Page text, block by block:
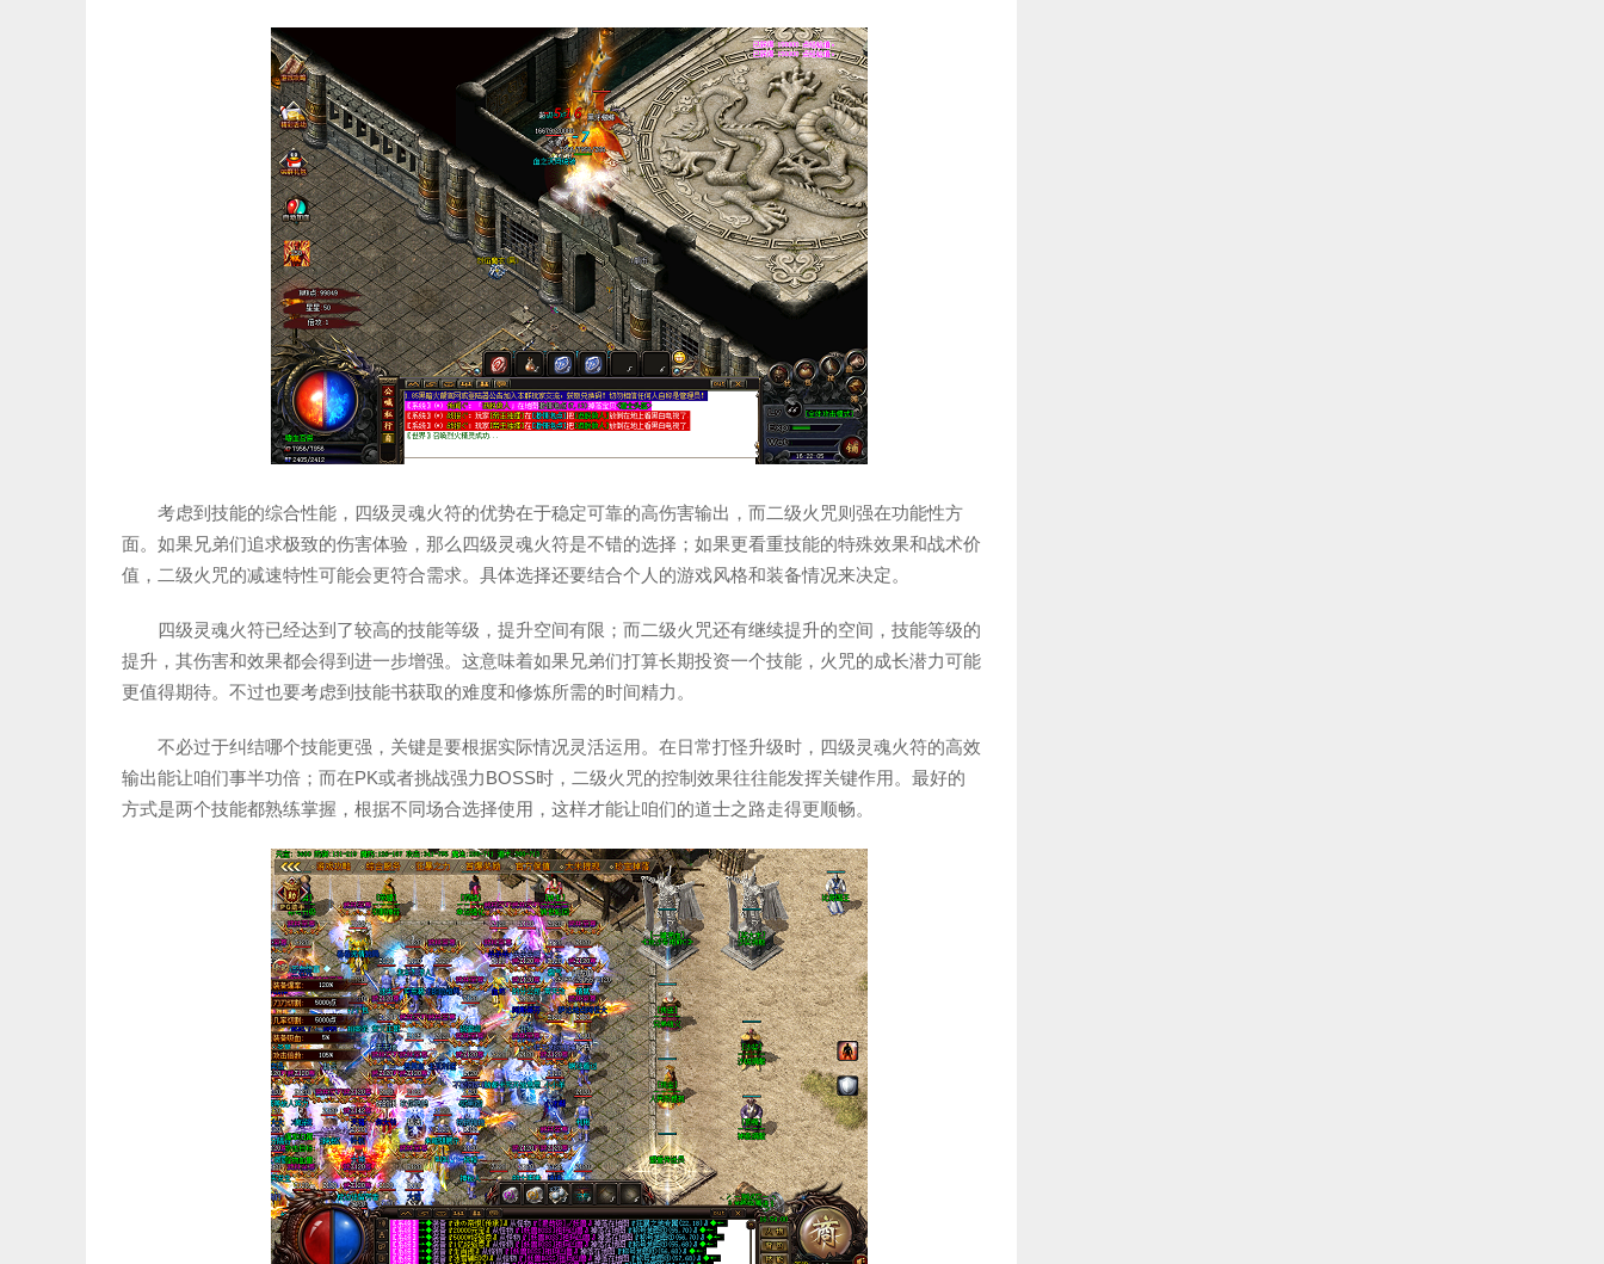
考虑到技能的综合性能，四级灵魂火符的优势在于稳定可靠的高伤害输出，而二级火咒则强在功能性方
面。如果兄弟们追求极致的伤害体验，那么四级灵魂火符是不错的选择；如果更看重技能的特殊效果和战术价
值，二级火咒的减速特性可能会更符合需求。具体选择还要结合个人的游戏风格和装备情况来决定。
四级灵魂火符已经达到了较高的技能等级，提升空间有限；而二级火咒还有继续提升的空间，技能等级的
提升，其伤害和效果都会得到进一步增强。这意味着如果兄弟们打算长期投资一个技能，火咒的成长潜力可能
更值得期待。不过也要考虑到技能书获取的难度和修炼所需的时间精力。
不必过于纠结哪个技能更强，关键是要根据实际情况灵活运用。在日常打怪升级时，四级灵魂火符的高效
输出能让咱们事半功倍；而在PK或者挑战强力BOSS时，二级火咒的控制效果往往能发挥关键作用。最好的
方式是两个技能都熟练掌握，根据不同场合选择使用，这样才能让咱们的道士之路走得更顺畅。